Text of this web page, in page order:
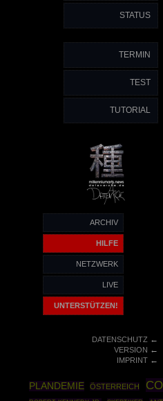
STATUS
TERMIN
TEST
TUTORIAL
ARCHIV
HILFE
NETZWERK
LIVE
UNTERSTÜTZEN!
DATENSCHUTZ←
VERSION ←
IMPRINT←
PLANDEMIE ÖSTERREICH